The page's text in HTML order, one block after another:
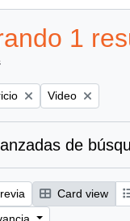
1
Remove filter:
Video
de
Card view